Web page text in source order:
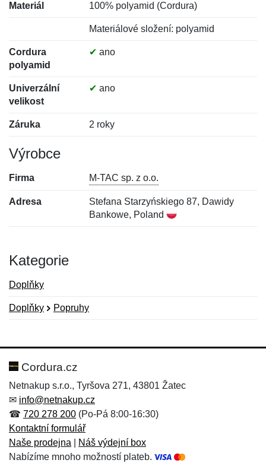
Materiál 100% polyamid (Cordura)
Materiálové složení: polyamid
Cordura
polyamid
✔ ano
Univerzální
velikost
✔ ano
Záruka 2 roky
Výrobce
Firma M-TAC sp. z o.o.
Adresa
Stefana Starzyńskiego 87, Dawidy
Bankowe, Poland
Kategorie
Doplňky
Doplňky Popruhy
Hodnocení:
Jméno: *
Jméno:
E-mail:*
Cordura.cz
Netnakup s.r.o., Tyršova 271, 43801 Žatec
✉ info@netnakup.cz
☎ 720 278 200 (Po-Pá 8:00-16:30)
Kontaktní formulář
Naše prodejna
Náš výdejní box
Nabízíme mnoho možností plateb.